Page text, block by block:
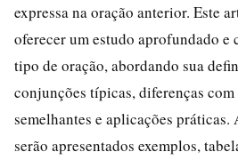
expressa na oração anterior. Este
oferecer um estudo aprofundado e
tipo de oração, abordando sua
conjunções típicas, diferenças
semelhantes e aplicações
serão apresentados exemplos,